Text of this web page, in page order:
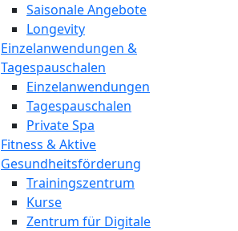
Saisonale Angebote
Longevity
Einzelanwendungen &
Tagespauschalen
Einzelanwendungen
Tagespauschalen
Private Spa
Fitness & Aktive
Gesundheitsförderung
Trainingszentrum
Kurse
Zentrum für Digitale